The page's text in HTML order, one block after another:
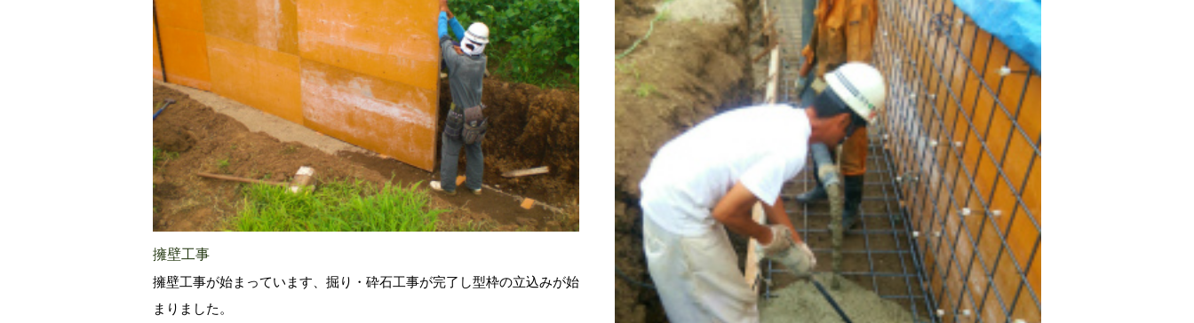
擁壁工事
擁壁工事が始まっています、掘り・砕石工事が完了し型枠の立込みが始
まりました。